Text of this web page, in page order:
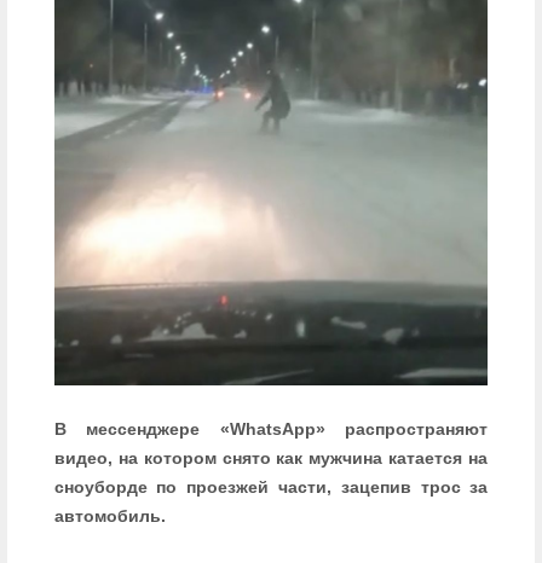
В мессенджере «WhatsАpp» распространяют
видео, на котором снято как мужчина катается на
сноуборде по проезжей части, зацепив трос за
автомобиль.